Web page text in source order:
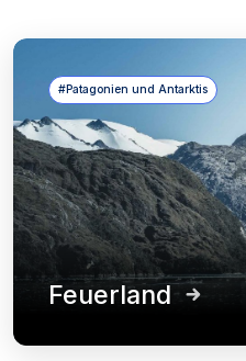
#Patagonien und Antarktis
Feuerland